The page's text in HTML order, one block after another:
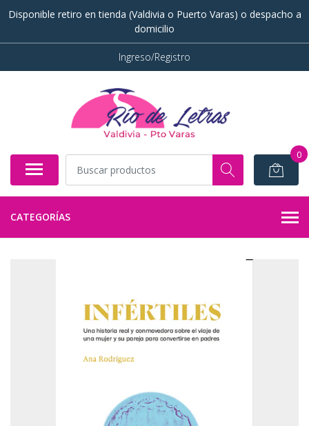
Disponible retiro en tienda (Valdivia o Puerto Varas) o despacho a
domicilio
Ingreso/Registro
0
CATEGORÍAS